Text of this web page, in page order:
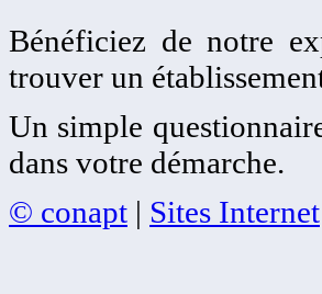
Bénéficiez de notre
trouver un
Un simple
dans votre démarche.
© conapt | Sites Internet